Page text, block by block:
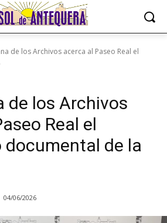
de los Archivos acerca al Paseo Real el
de los Archivos
Real el
de la
04/06/2026